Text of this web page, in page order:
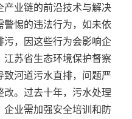
业链的前沿技术与解决
惕的违法行为，如未依
，因这些行为会影响企
苏省生态环境保护督察
河道污水直排，问题严
。过去十年，污水处理
业需加强安全培训和防